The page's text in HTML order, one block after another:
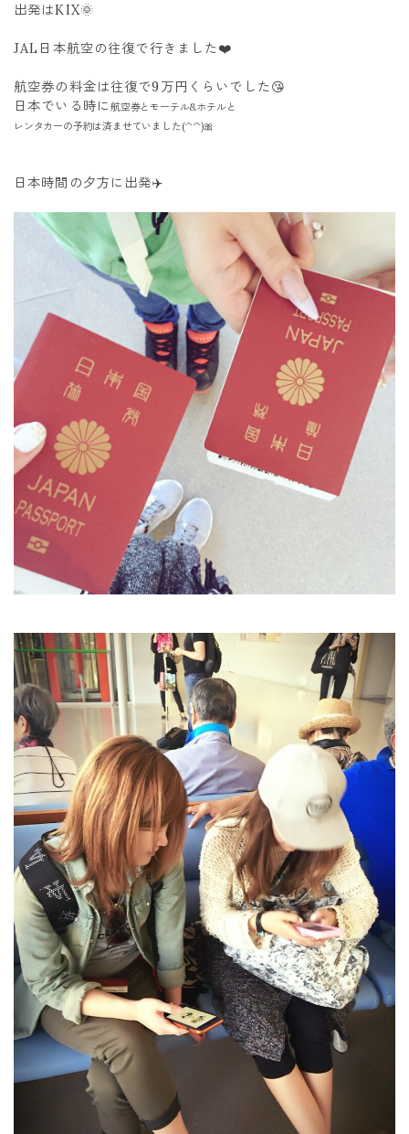
出発はKIX🌞
JAL日本航空の往復で行きました❤️
航空券の料金は往復で9万円くらいでした😘
日本でいる時に航空券とモーテル&ホテル と
レンタカーの予約は済ませていました(^^)🎀
日本時間の夕方に出発✈️